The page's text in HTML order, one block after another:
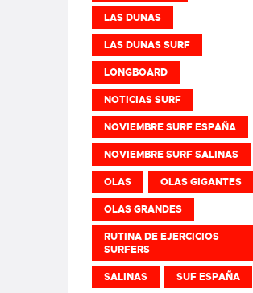
LAS DUNAS
LAS DUNAS SURF
LONGBOARD
NOTICIAS SURF
NOVIEMBRE SURF ESPAÑA
NOVIEMBRE SURF SALINAS
OLAS OLAS GIGANTES
OLAS GRANDES
RUTINA DE EJERCICIOS
SURFERS
SALINAS SUF ESPAÑA